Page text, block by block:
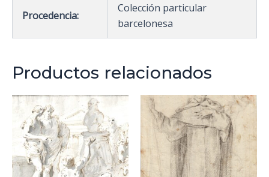
Procedencia:
Colección particular
barcelonesa
Productos relacionados